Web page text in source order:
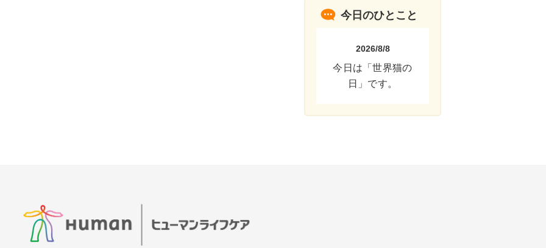
今日のひとこと
2026/8/8
今日は「世界猫の
日」です。